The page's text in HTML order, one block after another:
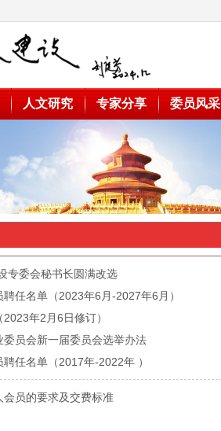
人文研究 专家分享 委员风采
专委会秘书长圆满改选
任名单（2023年6月-2027年6月）
年2月6日修订）
员会新一届委员会选举办法
任名单（2017年-2022年 ）
员的要求及交费标准